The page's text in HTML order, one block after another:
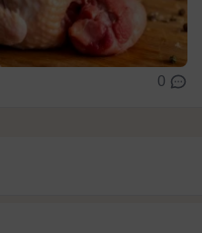
0